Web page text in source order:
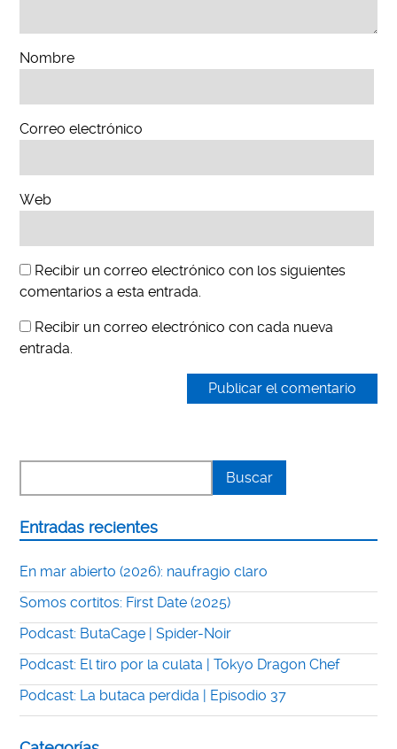
Nombre
Correo electrónico
Web
Recibir un correo electrónico con los siguientes
comentarios a esta entrada.
Recibir un correo electrónico con cada nueva
entrada.
Entradas recientes
En mar abierto (2026): naufragio claro
Somos cortitos: First Date (2025)
Podcast: ButaCage | Spider-Noir
Podcast: El tiro por la culata | Tokyo Dragon Chef
Podcast: La butaca perdida | Episodio 37